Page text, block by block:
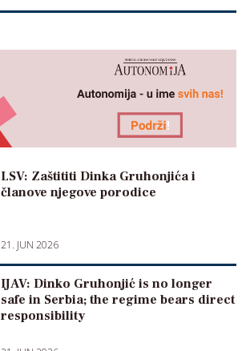
LSV: Zaštititi Dinka Gruhonjića i
članove njegove porodice
21. JUN 2026
IJAV: Dinko Gruhonjić is no longer
safe in Serbia; the regime bears direct
responsibility